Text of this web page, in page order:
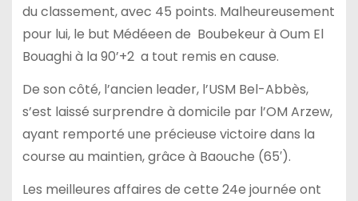
du classement, avec 45 points. Malheureusement
pour lui, le but Médéeen de Boubekeur à Oum El
Bouaghi à la 90’+2 a tout remis en cause.
De son côté, l’ancien leader, l’USM Bel-Abbès,
s’est laissé surprendre à domicile par l’OM Arzew,
ayant remporté une précieuse victoire dans la
course au maintien, grâce à Baouche (65′).
Les meilleures affaires de cette 24e journée ont